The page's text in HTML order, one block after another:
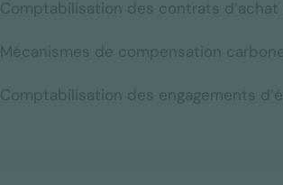
Comptabilisation des contrats d’achat
Mécanismes de compensation carbone
Comptabilisation des engagements